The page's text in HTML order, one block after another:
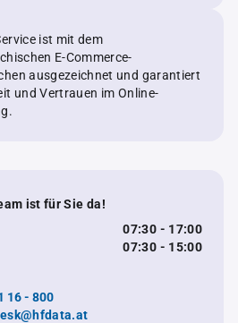
ist mit dem
E-Commerce-
ausgezeichnet und garantiert
und Vertrauen im Online-
ist für Sie da!
07:30 - 17:00
07:30 - 15:00
16 - 800